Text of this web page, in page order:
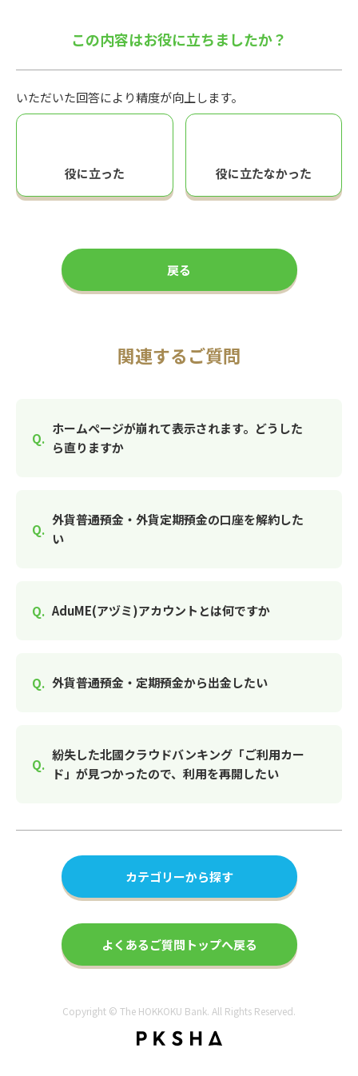
この内容はお役に立ちましたか？
いただいた回答により精度が向上します。
役に立った 役に立たなかった
戻る
関連するご質問
ホームページが崩れて表示されます。どうした
ら直りますか
外貨普通預金・外貨定期預金の口座を解約した
い
AduME(アヅミ)アカウントとは何ですか
外貨普通預金・定期預金から出金したい
紛失した北國クラウドバンキング「ご利用カー
ド」が見つかったので、利用を再開したい
カテゴリーから探す
よくあるご質問トップへ戻る
Copyright © The HOKKOKU Bank. All Rights Reserved.